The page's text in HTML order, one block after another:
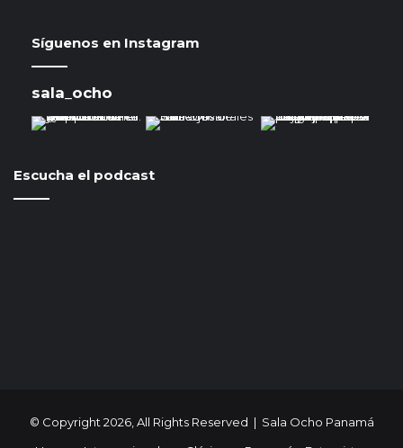
Síguenos en Instagram
sala_ocho
Escucha el podcast
© Copyright 2026, All Rights Reserved | Sala Ocho Panamá